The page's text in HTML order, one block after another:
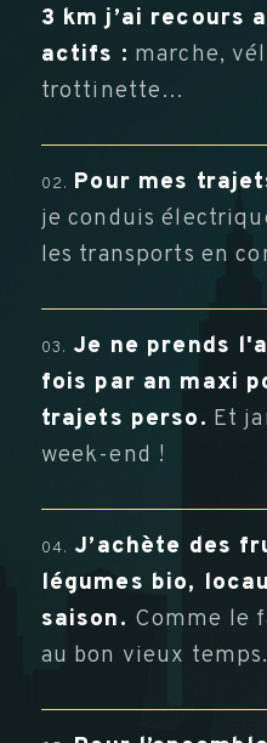
3 km j’ai recours
actifs : marche,
trottinette…
02. Pour mes
je conduis
les transports en
03. Je ne prends
fois par an maxi
trajets perso. Et
week-end !
04. J’achète des
légumes bio,
saison. Comme le
au bon vieux temps.